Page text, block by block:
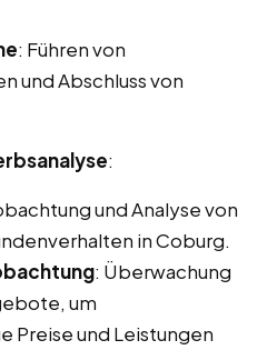
: Führen von
und Abschluss von
:
und Analyse von
in Coburg.
: Überwachung
um
und Leistungen